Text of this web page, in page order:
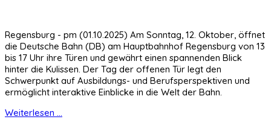
Regensburg - pm (01.10.2025) Am Sonntag, 12. Oktober, öffnet
die Deutsche Bahn (DB) am Hauptbahnhof Regensburg von 13
bis 17 Uhr ihre Türen und gewährt einen spannenden Blick
hinter die Kulissen. Der Tag der offenen Tür legt den
Schwerpunkt auf Ausbildungs- und Berufsperspektiven und
ermöglicht interaktive Einblicke in die Welt der Bahn.
Weiterlesen ...